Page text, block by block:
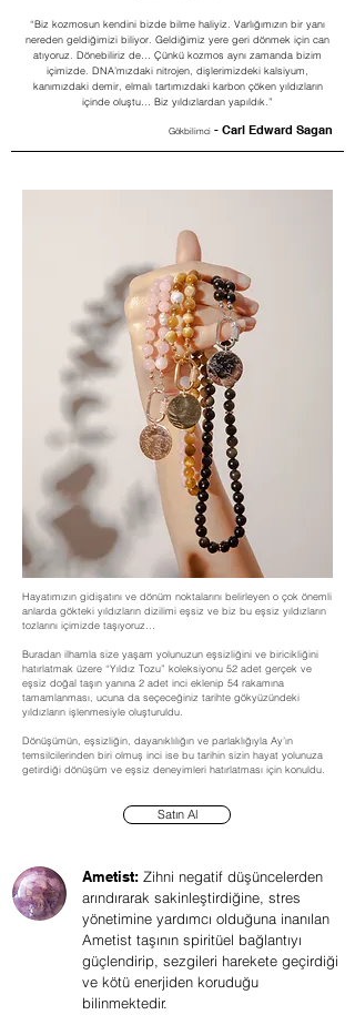
“Biz kozmosun kendini bizde bilme haliyiz. Varlığımızın bir yanı
nereden geldiğimizi biliyor. Geldiğimiz yere geri dönmek için can
atıyoruz. Dönebiliriz de… Çünkü kozmos aynı zamanda bizim
içimizde. DNA’mızdaki nitrojen, dişlerimizdeki kalsiyum,
kanımızdaki demir, elmalı tartımızdaki karbon çöken yıldızların
içinde oluştu… Biz yıldızlardan yapıldık.”
Gökbilimci - Carl Edward Sagan
Hayatımızın gidişatını ve dönüm noktalarını belirleyen o çok önemli
anlarda gökteki yıldızların dizilimi eşsiz ve biz bu eşsiz yıldızların
tozlarını içimizde taşıyoruz…
Buradan ilhamla size yaşam yolunuzun eşsizliğini ve biricikliğini
hatırlatmak üzere “Yıldız Tozu” koleksiyonu 52 adet gerçek ve
eşsiz doğal taşın yanına 2 adet inci eklenip 54 rakamına
tamamlanması, ucuna da seçeceğiniz tarihte gökyüzündeki
yıldızların işlenmesiyle oluşturuldu.
Dönüşümün, eşsizliğin, dayanıklılığın ve parlaklığıyla Ay’ın
temsilcilerinden biri olmuş inci ise bu tarihin sizin hayat yolunuza
getirdiği dönüşüm ve eşsiz deneyimleri hatırlatması için konuldu.
Satın Al
Ametist: Zihni negatif düşüncelerden
arındırarak sakinleştirdiğine, stres
yönetimine yardımcı olduğuna inanılan
Ametist taşının spiritüel bağlantıyı
güçlendirip, sezgileri harekete geçirdiği
ve kötü enerjiden koruduğu
bilinmektedir.